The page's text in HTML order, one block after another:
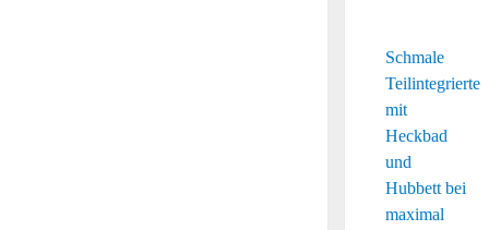
Schmale
Teilintegrierte
mit
Heckbad
und
Hubbett bei
maximal